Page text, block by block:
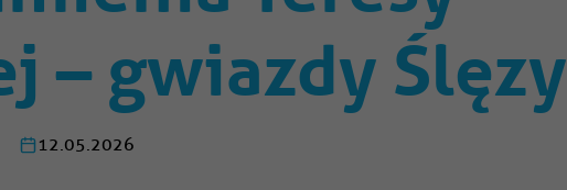
– gwiazdy Ślęzy
12.05.2026